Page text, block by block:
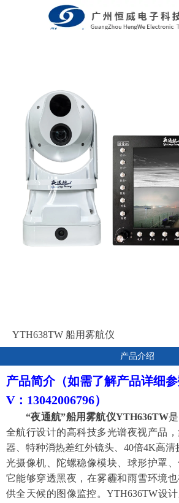
YTH638TW 船用雾航仪
产品介绍
产品简介（如需了解产品详细
V： 13042006796）
“夜通航”船用雾航仪YTH636TW是
全航行设计的高科技多光谱夜视产品
器、 特种消热差红外镜头、 40倍4K高清
光摄像机、 陀螺稳像模块、 球形护罩、
它能够穿透黑夜，在雾霾和雨雪环境
供全天候的图像监控。YTH636TW设